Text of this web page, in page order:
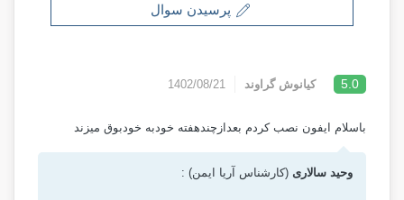
پرسیدن سوال
5.0 کیانوش گراوند 1402/08/21
باسلام ایفون نصب کردم بعدازچندهفته خودبه خودبوق میزند
وحید سالاری (کارشناس آریا ایمن) :